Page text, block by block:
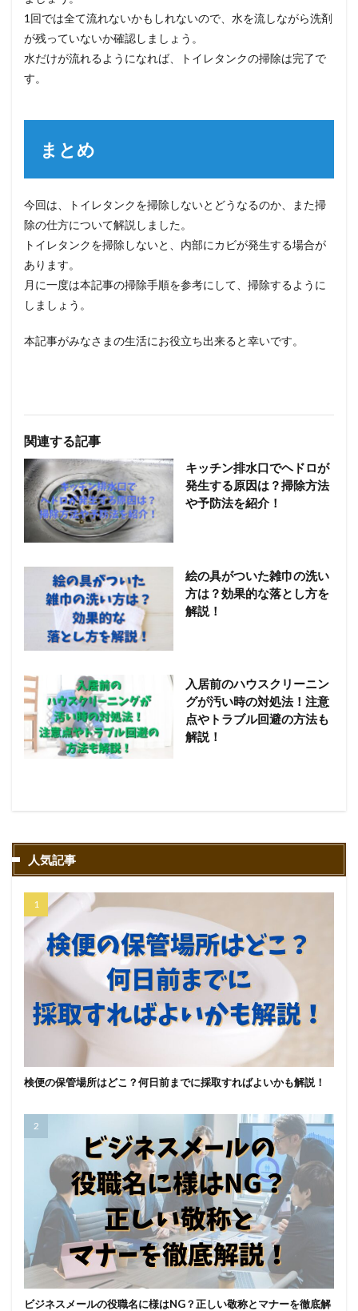
1回では全て流れないかもしれないので、水を流しながら洗剤
が残っていないか確認しましょう。
水だけが流れるようになれば、トイレタンクの掃除は完了で
す。
まとめ
今回は、トイレタンクを掃除しないとどうなるのか、また掃
除の仕方について解説しました。
トイレタンクを掃除しないと、内部にカビが発生する場合が
あります。
月に一度は本記事の掃除手順を参考にして、掃除するように
しましょう。
本記事がみなさまの生活にお役立ち出来ると幸いです。
関連する記事
キッチン排水口でヘドロが
発生する原因は？掃除方法
や予防法を紹介！
絵の具がついた雑巾の洗い
方は？効果的な落とし方を
解説！
入居前のハウスクリーニン
グが汚い時の対処法！注意
点やトラブル回避の方法も
解説！
人気記事
検便の保管場所はどこ？何日前までに採取すればよいかも解説！
ビジネスメールの役職名に様はNG？正しい敬称とマナーを徹底解